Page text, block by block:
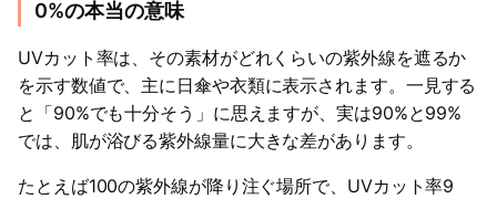
0%の本当の意味
UVカット率は、その素材がどれくらいの紫外線を遮るか
を示す数値で、主に日傘や衣類に表示されます。一見する
と「90%でも十分そう」に思えますが、実は90%と99%
では、肌が浴びる紫外線量に大きな差があります。
たとえば100の紫外線が降り注ぐ場所で、UVカット率9